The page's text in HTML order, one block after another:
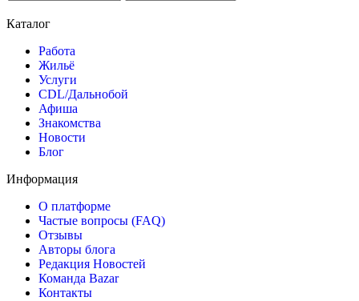
Каталог
Работа
Жильё
Услуги
CDL/Дальнобой
Афиша
Знакомства
Новости
Блог
Информация
О платформе
Частые вопросы (FAQ)
Отзывы
Авторы блога
Редакция Новостей
Команда Bazar
Контакты